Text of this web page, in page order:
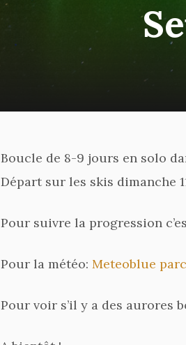
Boucle de 8-9 jours en solo
Départ sur les skis dimanche
Pour suivre la progression
Pour la météo: Meteoblue
Pour voir s’il y a des aurores